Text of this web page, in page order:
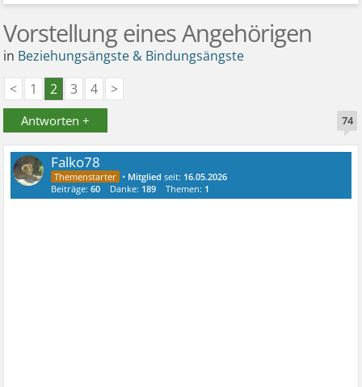
Vorstellung eines Angehörigen
in Beziehungsängste & Bindungsängste
<
1 2 3 4 >
Antworten + 74
Falko78
• Mitglied seit: 16.05.2026
Beiträge:60 Danke: 189 Themen: 1